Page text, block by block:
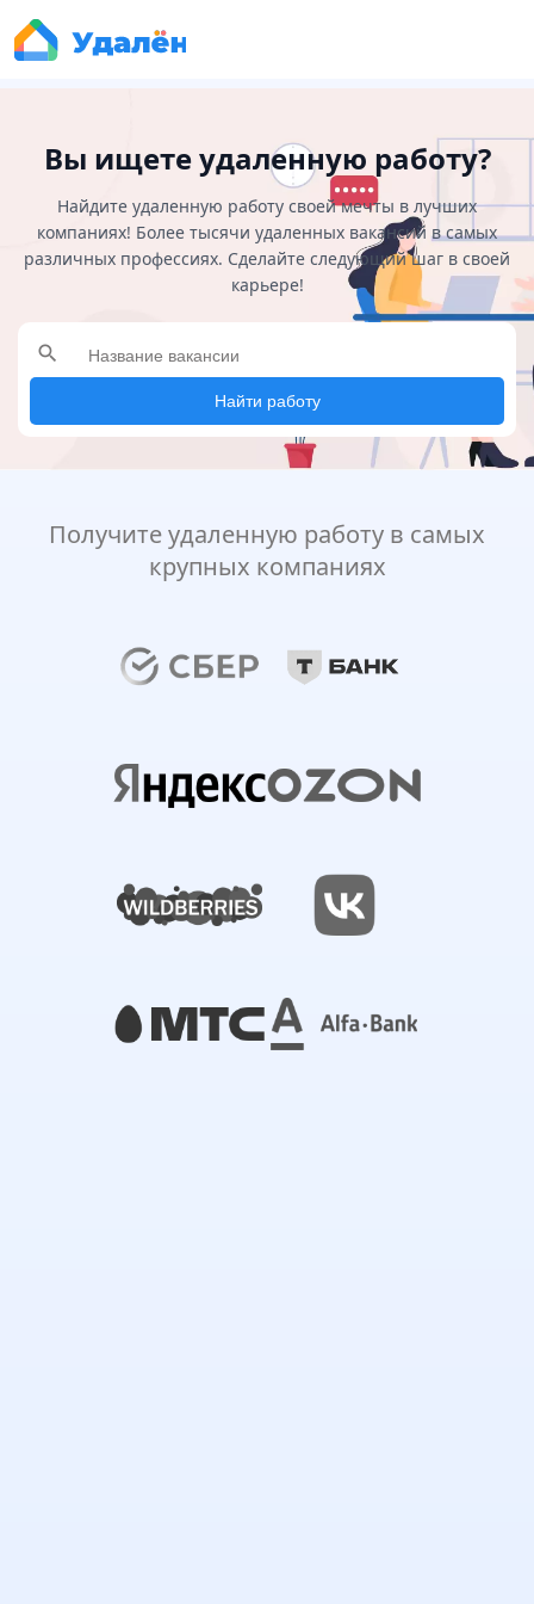
Вы ищете удаленную работу?
Найдите удаленную работу своей мечты в лучших
компаниях! Более тысячи удаленных вакансий в самых
различных профессиях. Сделайте следующий шаг в своей
карьере!
search
Найти работу
Получите удаленную работу в самых
крупных компаниях